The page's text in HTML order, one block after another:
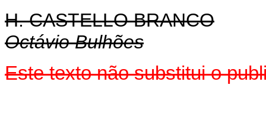
H. CASTELLO BRANCO
Octávio Bulhões
Este texto não substitui o